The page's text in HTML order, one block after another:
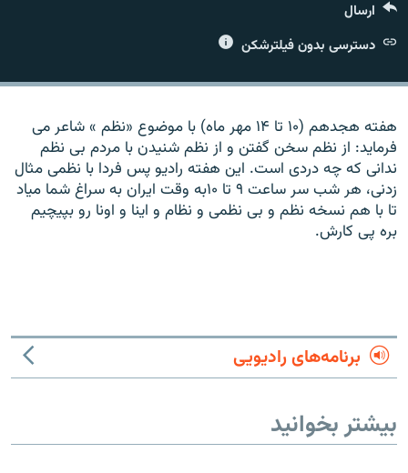
ارسال
دسترسی بدون فیلترشکن
هفته هجدهم (۱۰ تا ۱۴ مهر ماه) با موضوع «نظم » شاعر می
فرماید: از نظم سخن گفتن و از نظم شنیدن با مردم بی نظم
ندانی که چه دردی است. این هفته رادیو پس فردا با نظمی مثال
زدنی، هر شب سر ساعت ۹ تا ۱۰به وقت ایران به سراغ شما میاد
تا با هم نسخه نظم و بی نظمی و نظام و اینا و اونا رو بپیچیم
بره پی کارش.
برنامه‌های رادیویی
بیشتر بخوانید